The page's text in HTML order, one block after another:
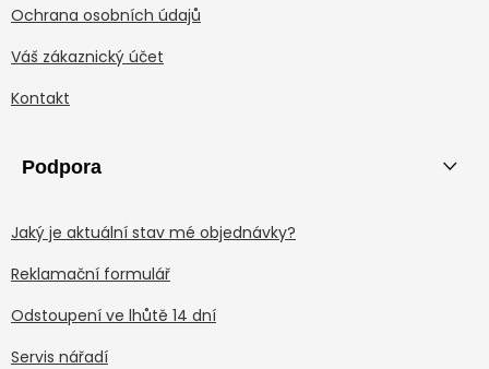
Ochrana osobních údajů
Váš zákaznický účet
Kontakt
Podpora
Jaký je aktuální stav mé objednávky?
Reklamační formulář
Odstoupení ve lhůtě 14 dní
Servis nářadí